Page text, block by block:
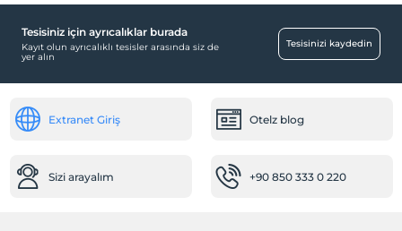
Tesisiniz için ayrıcalıklar burada
Kayıt olun ayrıcalıklı tesisler arasında siz de
yer alın
Tesisinizi kaydedin
Extranet Giriş Otelz blog
Sizi arayalım +90 850 333 0 220